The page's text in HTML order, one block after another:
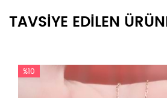
TAVSİYE EDİLEN
%10